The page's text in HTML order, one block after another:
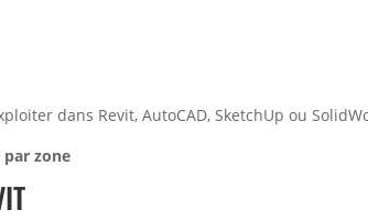
dans Revit, AutoCAD, SketchUp ou
par zone